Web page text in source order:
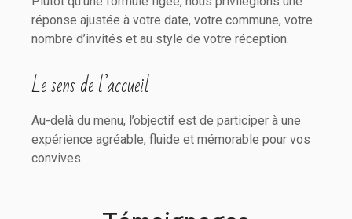
réponse ajustée à votre date, votre commune, votre
nombre d’invités et au style de votre réception.
Le sens de l’accueil
Au-delà du menu, l’objectif est de participer à une
expérience agréable, fluide et mémorable pour vos
convives.